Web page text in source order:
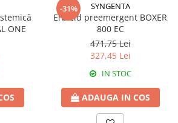
ONE
-31% SYNGENTA
Erbicid preemergent BOXER
800 EC
471,75 Lei
327,45 Lei
IN STOC
ADAUGA IN COS